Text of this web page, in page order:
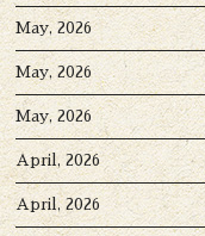
May, 2026
May, 2026
May, 2026
April, 2026
April, 2026